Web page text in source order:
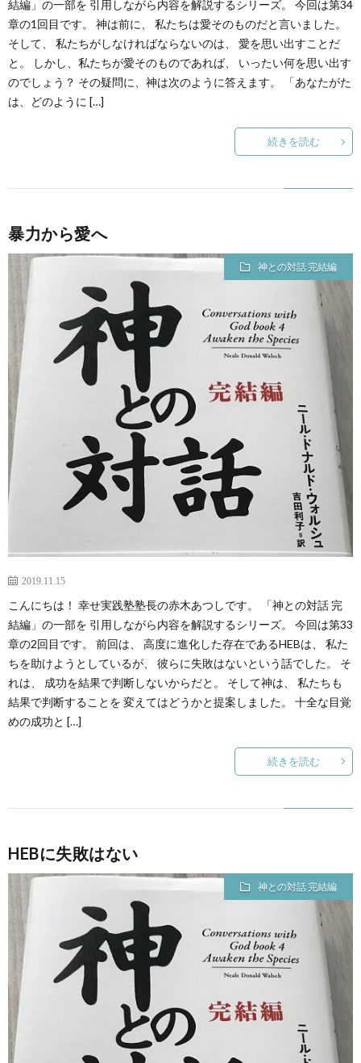
結編」の一部を 引用しながら内容を解説するシリーズ。 今回は第34
章の1回目です。 神は前に、 私たちは愛そのものだと言いました。
そして、 私たちがしなければならないのは、 愛を思い出すことだ
と。 しかし、私たちが愛そのものであれば、 いったい何を思い出す
のでしょう？ その疑問に、神は次のように答えます。 「あなたがた
は、どのように […]
続きを読む
暴力から愛へ
神との対話 完結編
2019.11.15
こんにちは！ 幸せ実践塾塾長の赤木あつしです。 「神との対話 完
結編」の一部を 引用しながら内容を解説するシリーズ。 今回は第33
章の2回目です。 前回は、 高度に進化した存在であるHEBは、 私た
ちを助けようとしているが、 彼らに失敗はないという話でした。 そ
れは、 成功を結果で判断しないからだと。 そして神は、 私たちも
結果で判断することを 変えてはどうかと提案しました。 十全な目覚
めの成功と […]
続きを読む
HEBに失敗はない
神との対話 完結編